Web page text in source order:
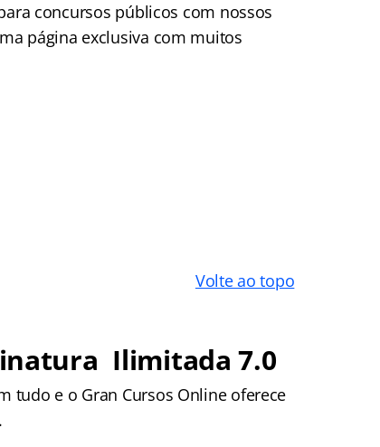
concursos públicos com nossos
página exclusiva com muitos
Volte ao topo
Ilimitada 7.0
tudo e o Gran Cursos Online oferece